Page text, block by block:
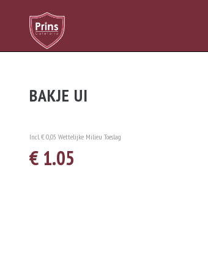
BAKJE UI
Incl. € 0,05 Wettelijke Milieu Toeslag
€ 1.05